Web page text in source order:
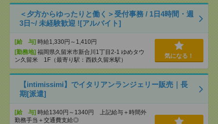
＜夕方からゆったりと働く＞受付事務 / 1日4時間・週
3日~/ 未経験歓迎 ![アルバイト]
[給 与] 時給1,330円～1,410円
[勤務地] 福岡県久留米市新合川1丁目2-1 ゆめタウ
ン久留米 1F（最寄り駅：西鉄久留米駅）
気になる！
【intimissimi】でイタリアンランジェリー販売｜長
期[派遣]
[給 与] 時給1340円～1340円 上記給与＋時間外
勤務手当＋交通費支給◎